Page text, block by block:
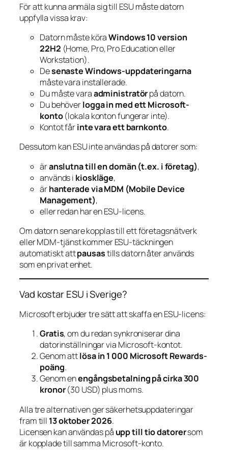
För att kunna anmäla sig till ESU måste datorn
uppfylla vissa krav:
Datorn måste köraWindows 10 version
22H2 (Home, Pro, Pro Education eller
Workstation).
Desenaste Windows-uppdateringarna
måste vara installerade.
Du måste varaadministratörpå datorn.
Du behöverlogga in med ett Microsoft-
konto(lokala konton fungerar inte).
Kontot fårinte vara ett barnkonto.
Dessutom kan ESU inte användas på datorer som:
äranslutna till en domän (t.ex. i företag),
används i kioskläge,
ärhanterade via MDM (Mobile Device
Management),
eller redan har en ESU-licens.
Om datorn senare kopplas till ett företagsnätverk
eller MDM-tjänst kommer ESU-täckningen
automatiskt attpausastills datorn åter används
som en privat enhet.
Vad kostar ESU i Sverige?
Microsoft erbjuder tre sätt att skaffa en ESU-licens:
Gratis, om du redan synkroniserar dina
datorinställningar via Microsoft-kontot.
Genom attlösa in 1 000 Microsoft Rewards-
poäng.
Genom enengångsbetalning på cirka 300
kronor(30 USD) plus moms.
Alla tre alternativen ger säkerhetsuppdateringar
fram till 13 oktober 2026.
Licensen kan användas på upp till tio datorersom
är kopplade till samma Microsoft-konto.